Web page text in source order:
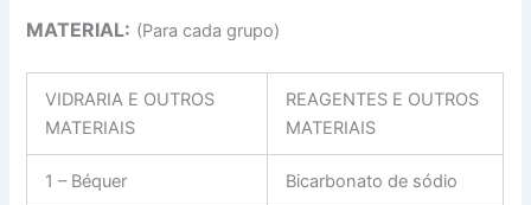
MATERIAL: (Para cada grupo)
VIDRARIA E OUTROS
MATERIAIS
REAGENTES E OUTROS
MATERIAIS
1 – Béquer Bicarbonato de sódio